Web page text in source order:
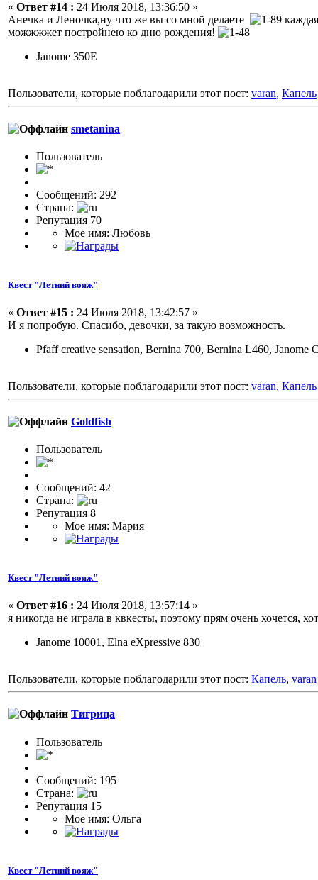
« Ответ #14 : 24 Июля 2018, 13:36:50 »
Анечка и Леночка,ну что же вы со мной делаете
можжжжет постройнею ко дню рождения!
Janome 350E
Пользователи, которые поблагодарили этот пост: varan, Капель
smetanina
Пользовaтeль
Сообщений: 292
Страна:
Репутация 70
Мое имя: Любовь
Квест "Летний вояж"
« Ответ #15 : 24 Июля 2018, 13:42:57 »
И я попробую. Спасибо, девочки, за такую возможность.
Pfaff creative sensation, Bernina 700, Bernina L460, Janome
Пользователи, которые поблагодарили этот пост: varan, Капель
Goldfish
Пользоватeль
Сообщений: 42
Страна:
Репутация 8
Мое имя: Мария
Квест "Летний вояж"
« Ответ #16 : 24 Июля 2018, 13:57:14 »
я никогда не играла в квкесты, поэтому прям очень хочется,
Janome 10001, Elna eXpressive 830
Пользователи, которые поблагодарили этот пост: Капель, varan
Тигрица
Пользовaтeль
Сообщений: 195
Страна:
Репутация 15
Мое имя: Ольга
Квест "Летний вояж"